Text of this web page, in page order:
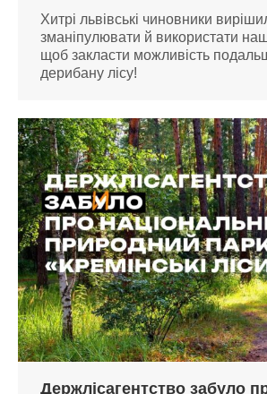
Хитрі львівські чиновники
зманіпулювати й використати
щоб закласти можливість
дерибану лісу!
Держлісагентство забуло